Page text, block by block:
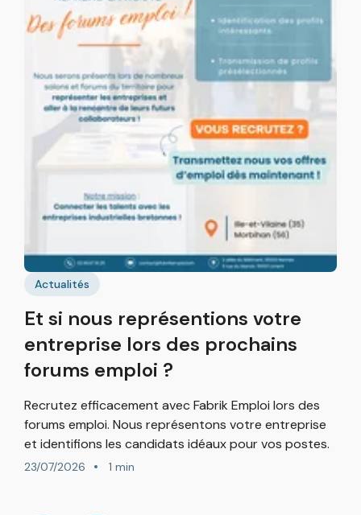
Actualités
Et si nous représentions votre
entreprise lors des prochains
forums emploi ?
Recrutez efficacement avec Fabrik Emploi lors des
forums emploi. Nous représentons votre entreprise
et identifions les candidats idéaux pour vos postes.
23/07/2026 1 min